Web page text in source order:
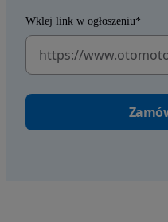
Wklej link w ogłoszeniu*